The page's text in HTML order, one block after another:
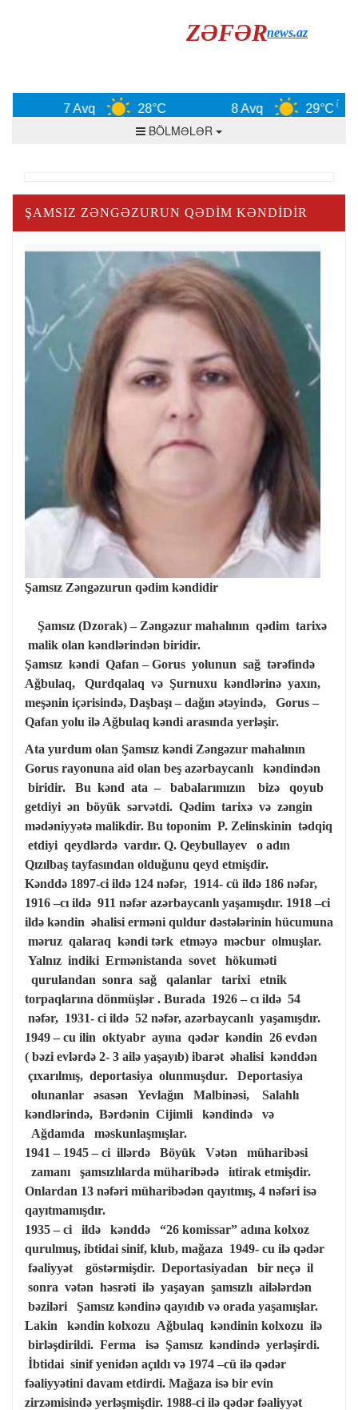
ZƏFƏRnews.az
7 Avq 28°C 8 Avq 29°C
BÖLMƏLƏR
ŞAMSIZ ZƏNGƏZURUN QƏDIM KƏNDIDIR
Şamsız Zəngəzurun qədim kəndidir
Şamsız (Dzorak) – Zəngəzur mahalının qədim tarixə
malik olan kəndlərindən biridir.
Şamsız kəndi Qafan – Gorus yolunun sağ tərəfində
Ağbulaq, Qurdqalaq və Şurnuxu kəndlərinə yaxın,
meşənin içərisində, Daşbaşı – dağın ətəyində, Gorus –
Qafan yolu ilə Ağbulaq kəndi arasında yerləşir.
Ata yurdum olan Şamsız kəndi Zəngəzur mahalının
Gorus rayonuna aid olan beş azərbaycanlı kəndindən
biridir. Bu kənd ata – babalarımızın bizə qoyub
getdiyi ən böyük sərvətdi. Qədim tarixə və zəngin
mədəniyyətə malikdir. Bu toponim P. Zelinskinin tədqiq
etdiyi qeydlərdə vardır. Q. Qeybullayev o adın
Qızılbaş tayfasından olduğunu qeyd etmişdir.
Kənddə 1897-ci ildə 124 nəfər, 1914- cü ildə 186 nəfər,
1916 –cı ildə 911 nəfər azərbaycanlı yaşamışdır. 1918 –ci
ildə kəndin əhalisi erməni quldur dəstələrinin hücumuna
məruz qalaraq kəndi tərk etməyə məcbur olmuşlar.
Yalnız indiki Ermənistanda sovet hökuməti
qurulandan sonra sağ qalanlar tarixi etnik
torpaqlarına dönmüşlər . Burada 1926 – cı ildə 54
nəfər, 1931- ci ildə 52 nəfər, azərbaycanlı yaşamışdır.
1949 – cu ilin oktyabr ayına qədər kəndin 26 evdən
( bəzi evlərdə 2- 3 ailə yaşayıb) ibarət əhalisi kənddən
çıxarılmış, deportasiya olunmuşdur. Deportasiya
olunanlar əsasən Yevlağın Malbinəsi, Salahlı
kəndlərində, Bərdənin Cijimli kəndində və
Ağdamda məskunlaşmışlar.
1941 – 1945 – ci illərdə Böyük Vətən müharibəsi
zamanı şamsızlılarda müharibədə iıtirak etmişdir.
Onlardan 13 nəfəri müharibədən qayıtmış, 4 nəfəri isə
qayıtmamışdır.
1935 – ci ildə kənddə “26 komissar” adına kolxoz
qurulmuş, ibtidai sinif, klub, mağaza 1949- cu ilə qədər
fəaliyyət göstərmişdir. Deportasiyadan bir neçə il
sonra vətən həsrəti ilə yaşayan şamsızlı ailələrdən
bəziləri Şamsız kəndinə qayıdıb və orada yaşamışlar.
Lakin kəndin kolxozu Ağbulaq kəndinin kolxozu ilə
birləşdirildi. Ferma isə Şamsız kəndində yerləşirdi.
İbtidai sinif yenidən açıldı və 1974 –cü ilə qədər
fəaliyyətini davam etdirdi. Mağaza isə bir evin
zirzəmisində yerləşmişdir. 1988-ci ilə qədər fəaliyyət